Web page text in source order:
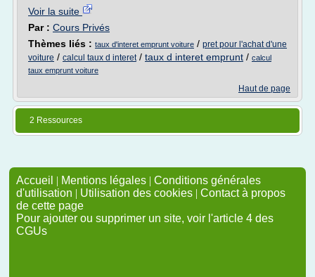
Voir la suite
Par : Cours Privés
Thèmes liés : taux d'interet emprunt voiture / pret pour l'achat d'une
voiture / calcul taux d interet/ taux d interet emprunt / calcul
taux emprunt voiture
Haut de page
2 Ressources
Accueil | Mentions légales | Conditions générales
d'utilisation | Utilisation des cookies | Contact à propos
de cette page
Pour ajouter ou supprimer un site, voir l'article 4 des
CGUs